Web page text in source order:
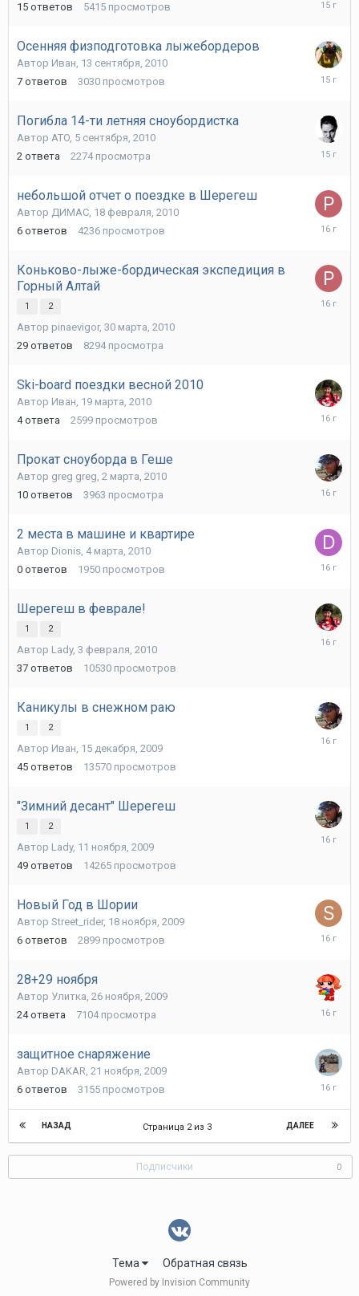
15 ответов 5415 просмотров
Осенняя физподготовка лыжебордеров
Автор Иван, 13 сентября, 2010
7 ответов 3030 просмотров
19
Погибла 14-ти летняя сноубордистка
Автор ATO, 5 сентября, 2010
2 ответа 2274 просмотра
небольшой отчет о поездке в Шерегеш
Автор ДИМАС, 18 февраля, 2010
6 ответов 4236 просмотров
14
Коньково-лыже-бордическая экспедиция в
Горный Алтай
1 2
Автор pinaevigor, 30 марта, 2010
29 ответов 8294 просмотра
12
Ski-board поездки весной 2010
Автор Иван, 19 марта, 2010
4 ответа 2599 просмотров
27
Прокат сноуборда в Геше
Автор greg greg, 2 марта, 2010
10 ответов 3963 просмотра
2 места в машине и квартире
Автор Dionis, 4 марта, 2010
0 ответов 1950 просмотров
Шерегеш в феврале!
1 2
Автор Lady, 3 февраля, 2010
37 ответов 10530 просмотров
24
Каникулы в снежном раю
1 2
Автор Иван, 15 декабря, 2009
45 ответов 13570 просмотров
"Зимний десант" Шерегеш
1 2
Автор Lady, 11 ноября, 2009
49 ответов 14265 просмотров
15
Новый Год в Шории
Автор Street_rider, 18 ноября, 2009
6 ответов 2899 просмотров
28+29 ноября
Автор Улитка, 26 ноября, 2009
24 ответа 7104 просмотра
29
защитное снаряжение
Автор DAKAR, 21 ноября, 2009
6 ответов 3155 просмотров
22
2009
НАЗАД ДАЛЕЕ
Страница 2 из 3
Подписчики 0
Тема Обратная связь
Powered by Invision Community